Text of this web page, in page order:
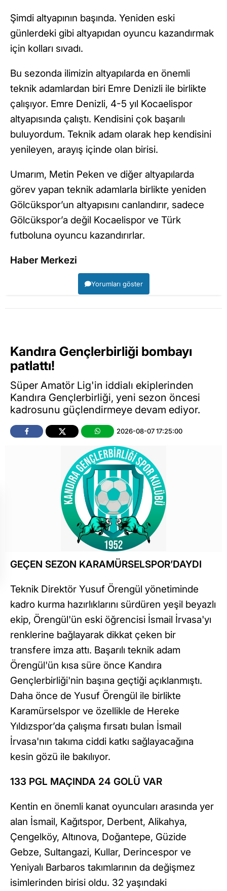
Şimdi altyapının başında. Yeniden eski
günlerdeki gibi altyapıdan oyuncu kazandırmak
için kolları sıvadı.
Bu sezonda ilimizin altyapılarda en önemli
teknik adamlardan biri Emre Denizli ile birlikte
çalışıyor. Emre Denizli, 4-5 yıl Kocaelispor
altyapısında çalıştı. Kendisini çok başarılı
buluyordum. Teknik adam olarak hep kendisini
yenileyen, arayış içinde olan birisi.
Umarım, Metin Peken ve diğer altyapılarda
görev yapan teknik adamlarla birlikte yeniden
Gölcükspor’un altyapısını canlandırır, sadece
Gölcükspor’a değil Kocaelispor ve Türk
futboluna oyuncu kazandırırlar.
Haber Merkezi
Yorumları göster
Kandıra Gençlerbirliği bombayı
patlattı!
Süper Amatör Lig'in iddialı ekiplerinden
Kandıra Gençlerbirliği, yeni sezon öncesi
kadrosunu güçlendirmeye devam ediyor.
2026-08-07 17:25:00
GEÇEN SEZON KARAMÜRSELSPOR’DAYDI
Teknik Direktör Yusuf Örengül yönetiminde
kadro kurma hazırlıklarını sürdüren yeşil beyazlı
ekip, Örengül'ün eski öğrencisi İsmail İrvasa'yı
renklerine bağlayarak dikkat çeken bir
transfere imza attı. Başarılı teknik adam
Örengül'ün kısa süre önce Kandıra
Gençlerbirliği'nin başına geçtiği açıklanmıştı.
Daha önce de Yusuf Örengül ile birlikte
Karamürselspor ve özellikle de Hereke
Yıldızspor’da çalışma fırsatı bulan İsmail
İrvasa'nın takıma ciddi katkı sağlayacağına
kesin gözü ile bakılıyor.
133 PGL MAÇINDA 24 GOLÜ VAR
Kentin en önemli kanat oyuncuları arasında yer
alan İsmail, Kağıtspor, Derbent, Alikahya,
Çengelköy, Altınova, Doğantepe, Güzide
Gebze, Sultangazi, Kullar, Derincespor ve
Yeniyalı Barbaros takımlarının da değişmez
isimlerinden birisi oldu. 32 yaşındaki